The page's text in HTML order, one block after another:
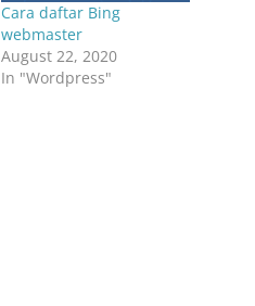
Cara daftar Bing
webmaster
August 22, 2020
In "Wordpress"